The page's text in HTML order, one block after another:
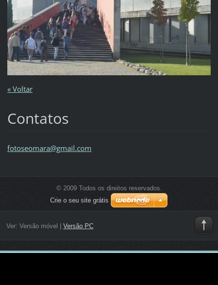
« Voltar
Contatos
fotoseomara@gmail.com
© 2009 Todos os direitos reservados.
Crie o seu site grátis
Ver: Versão móvel Versão PC